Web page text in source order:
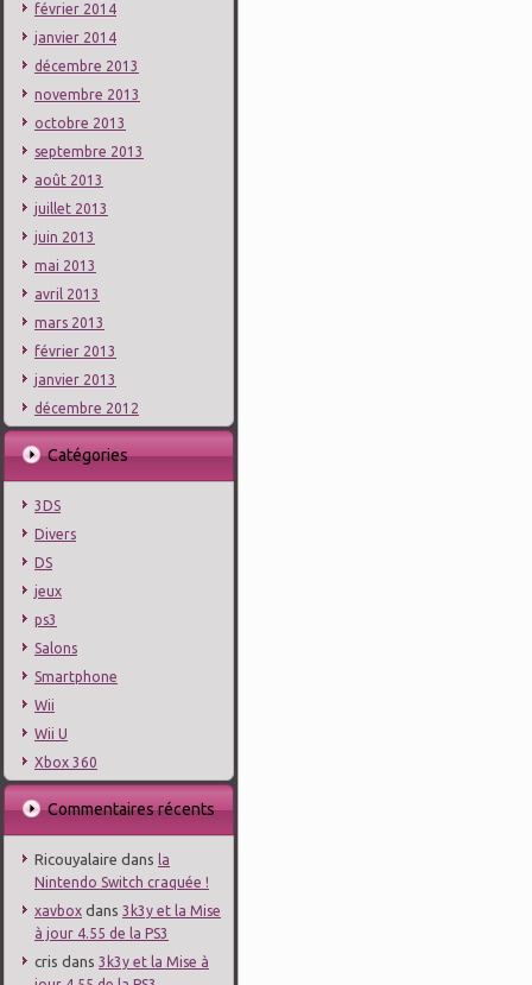
février 2014
janvier 2014
décembre 2013
novembre 2013
octobre 2013
septembre 2013
août 2013
juillet 2013
juin 2013
mai 2013
avril 2013
mars 2013
février 2013
janvier 2013
décembre 2012
Catégories
3DS
Divers
DS
jeux
ps3
Salons
Smartphone
Wii
Wii U
Xbox 360
Commentaires récents
Ricouyalaire dans la
Nintendo Switch craquée !
xavbox dans 3k3y et la Mise
à jour 4.55 de la PS3
cris dans 3k3y et la Mise à